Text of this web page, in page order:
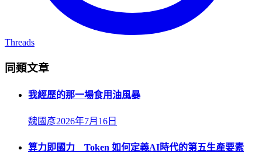
Threads
同類文章
我經歷的那一場食用油風暴
魏國彥2026年7月16日
算力即國力 Token 如何定義AI時代的第五生產要素